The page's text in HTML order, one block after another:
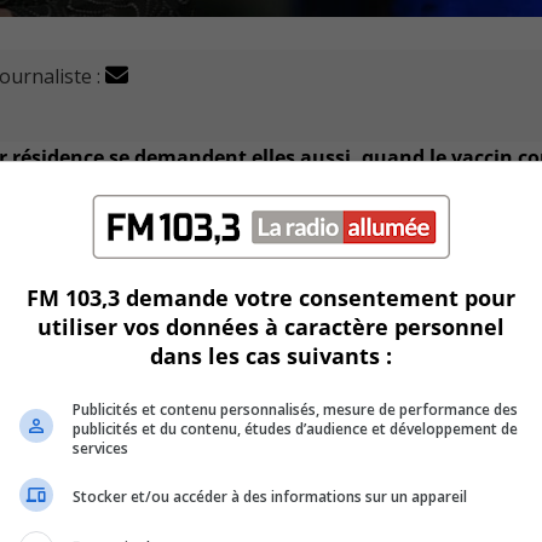
:
se demandent elles aussi, quand le vaccin
soulevés sur le Facebook de la Direction de santé
ans en confinement dans leur maison.
type de clientèle âgée ou atteinte de maladie.
vaccin comme le personnel des CHSLD.
doit être gardé à une température de -70° C environ
FM 103,3 demande votre consentement pour
utiliser vos données à caractère personnel
dans les cas suivants :
Publicités et contenu personnalisés, mesure de performance des
publicités et du contenu, études d’audience et développement de
services
Stocker et/ou accéder à des informations sur un appareil